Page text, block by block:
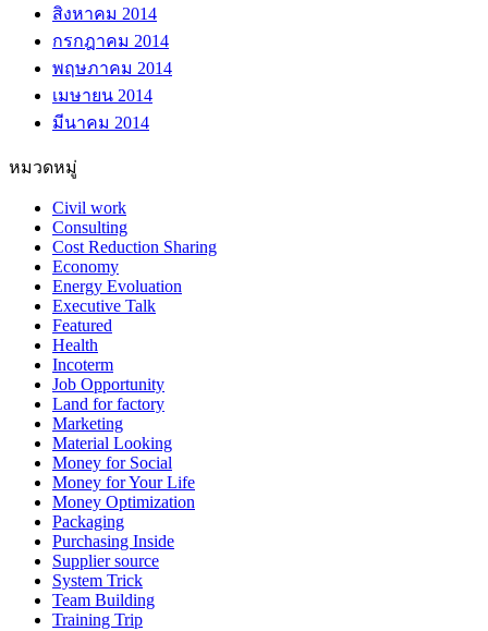
สิงหาคม 2014
กรกฎาคม 2014
พฤษภาคม 2014
เมษายน 2014
มีนาคม 2014
หมวดหมู่
Civil work
Consulting
Cost Reduction Sharing
Economy
Energy Evoluation
Executive Talk
Featured
Health
Incoterm
Job Opportunity
Land for factory
Marketing
Material Looking
Money for Social
Money for Your Life
Money Optimization
Packaging
Purchasing Inside
Supplier source
System Trick
Team Building
Training Trip